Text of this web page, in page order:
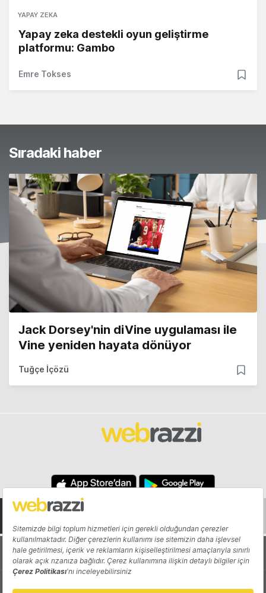
YAPAY ZEKA
Yapay zeka destekli oyun geliştirme
platformu: Gambo
Emre Tokses
Sıradaki haber
Jack Dorsey'nin diVine uygulaması ile
Vine yeniden hayata dönüyor
Tuğçe İçözü
Hakkında Yazarlar
Katkıda Bulun Reklam